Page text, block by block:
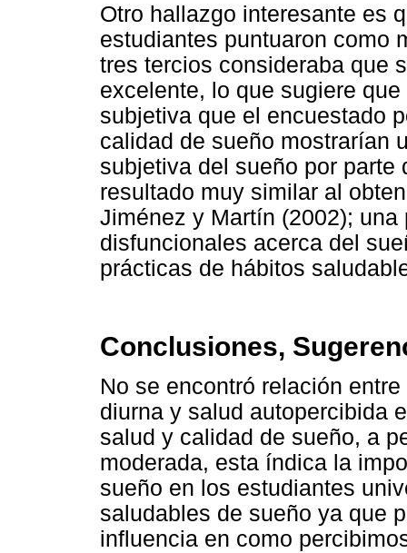
Otro hallazgo interesante es
estudiantes puntuaron como
tres tercios consideraba que
excelente, lo que sugiere
subjetiva que el encuestado
calidad de sueño mostrarían
subjetiva del sueño por
resultado muy similar al
Jiménez y Martín (2002);
disfuncionales acerca del
prácticas de hábitos
Conclusiones,
No se encontró relación
diurna y salud autopercibida
salud y calidad de sueño, a
moderada, esta índica la
sueño en los estudiantes
saludables de sueño ya que
influencia en como